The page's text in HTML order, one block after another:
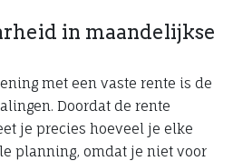
in maandelijkse
met een vaste rente is de
Doordat de rente
je precies hoeveel je elke
planning, omdat je niet voor